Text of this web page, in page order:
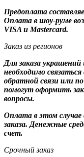
Предоплата
Оплата в шоу-руме
VISA и Mastercard.
Заказ из регионов
Для заказа украшений
необходимо
обратной связи или
помогут оформить
вопросы.
Оплата в этом
заказа. Денежные
счет.
Срочный заказ